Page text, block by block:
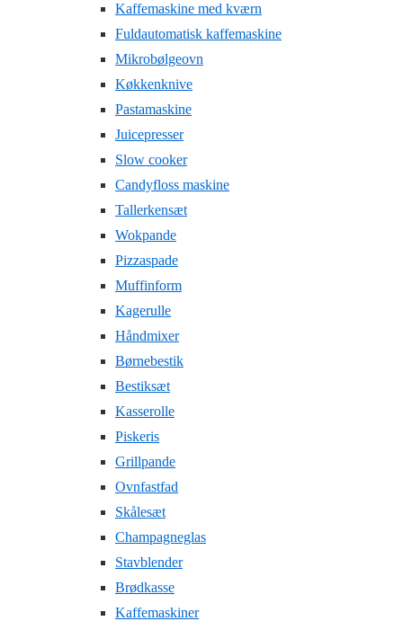
Kaffemaskine med kværn
Fuldautomatisk kaffemaskine
Mikrobølgeovn
Køkkenknive
Pastamaskine
Juicepresser
Slow cooker
Candyfloss maskine
Tallerkensæt
Wokpande
Pizzaspade
Muffinform
Kagerulle
Håndmixer
Børnebestik
Bestiksæt
Kasserolle
Piskeris
Grillpande
Ovnfastfad
Skålesæt
Champagneglas
Stavblender
Brødkasse
Kaffemaskiner